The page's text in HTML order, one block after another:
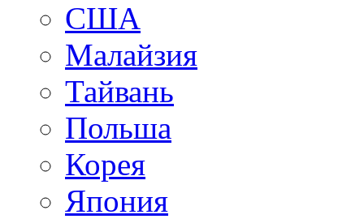
США
Малайзия
Тайвань
Польша
Корея
Япония